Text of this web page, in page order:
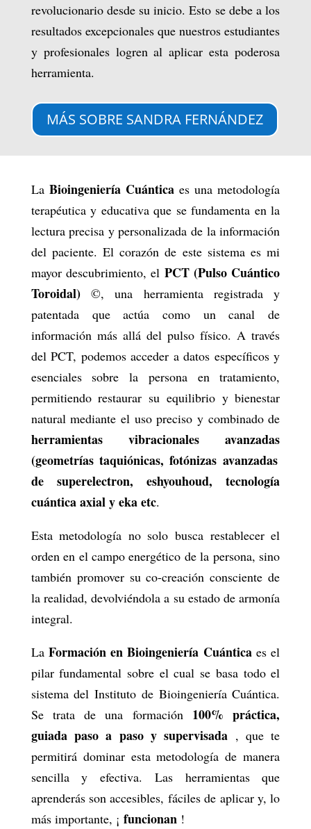
revolucionario desde su inicio. Esto se debe a los
resultados excepcionales que nuestros estudiantes
y profesionales logren al aplicar esta poderosa
herramienta.
MÁS SOBRE SANDRA FERNÁNDEZ
La Bioingeniería Cuánticaes una metodología
terapéutica y educativa que se fundamenta en la
lectura precisa y personalizada de la información
del paciente. El corazón de este sistema es mi
mayor descubrimiento, el PCT (Pulso Cuántico
Toroidal)©, una herramienta registrada y
patentada que actúa como un canal de
información más allá del pulso físico. A través
del PCT, podemos acceder a datos específicos y
esenciales sobre la persona en tratamiento,
permitiendo restaurar su equilibrio y bienestar
natural mediante el uso preciso y combinado de
herramientas vibracionales avanzadas
(geometrías taquiónicas, fotónizas avanzadas
de superelectron, eshyouhoud, tecnología
cuántica axial y eka etc.
Esta metodología no solo busca restablecer el
orden en el campo energético de la persona, sino
también promover su co-creación consciente de
la realidad, devolviéndola a su estado de armonía
integral.
LaFormación en Bioingeniería Cuánticaes el
pilar fundamental sobre el cual se basa todo el
sistema del Instituto de Bioingeniería Cuántica.
Se trata de una formación 100% práctica,
guiada paso a paso y supervisada , que te
permitirá dominar esta metodología de manera
sencilla y efectiva. Las herramientas que
aprenderás son accesibles, fáciles de aplicar y, lo
más importante, ¡ funcionan!